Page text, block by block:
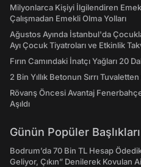
Milyonlarca Kişiyi İlgilendiren
Çalışmadan Emekli Olma Yolları
Ağustos Ayında İstanbul'da
Ayı Çocuk Tiyatroları ve Etkinlik
Fırın Camındaki İnatçı Yağları 20
2 Bin Yıllık Betonun Sırrı Tuvaletten
Rövanş Öncesi Avantaj
Aşıldı
Günün Popüler Başlıkları
Bodrum’da 70 Bin TL Hesap
Geliyor, Çıkın” Denilerek Kovulan